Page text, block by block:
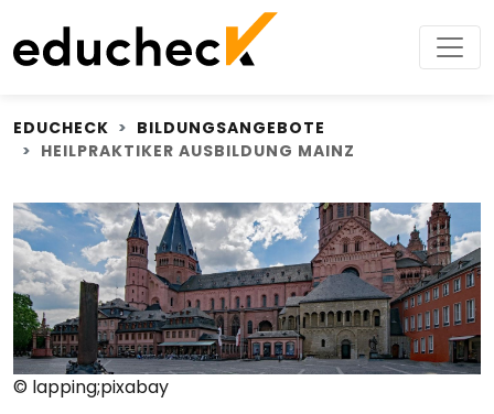
EDUCHECK
BILDUNGSANGEBOTE
HEILPRAKTIKER AUSBILDUNG MAINZ
© lapping;pixabay